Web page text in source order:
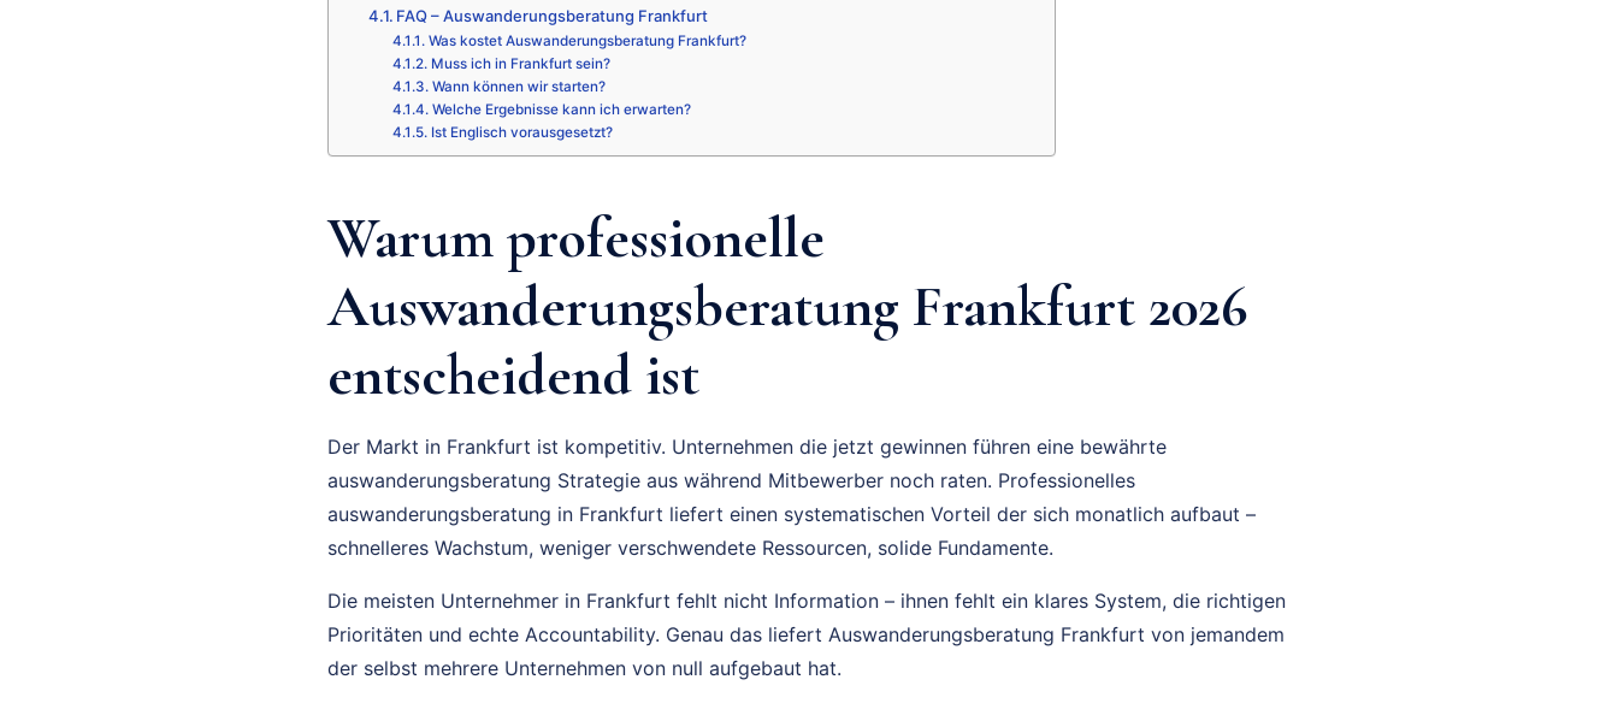
FAQ – Auswanderungsberatung Frankfurt
Was kostet Auswanderungsberatung Frankfurt?
Muss ich in Frankfurt sein?
Wann können wir starten?
Welche Ergebnisse kann ich erwarten?
Ist Englisch vorausgesetzt?
Warum professionelle
Auswanderungsberatung Frankfurt 2026
entscheidend ist
Der Markt in Frankfurt ist kompetitiv. Unternehmen die jetzt gewinnen führen eine bewährte
auswanderungsberatung Strategie aus während Mitbewerber noch raten. Professionelles
auswanderungsberatung in Frankfurt liefert einen systematischen Vorteil der sich monatlich aufbaut –
schnelleres Wachstum, weniger verschwendete Ressourcen, solide Fundamente.
Die meisten Unternehmer in Frankfurt fehlt nicht Information – ihnen fehlt ein klares System, die richtigen
Prioritäten und echte Accountability. Genau das liefert Auswanderungsberatung Frankfurt von jemandem
der selbst mehrere Unternehmen von null aufgebaut hat.